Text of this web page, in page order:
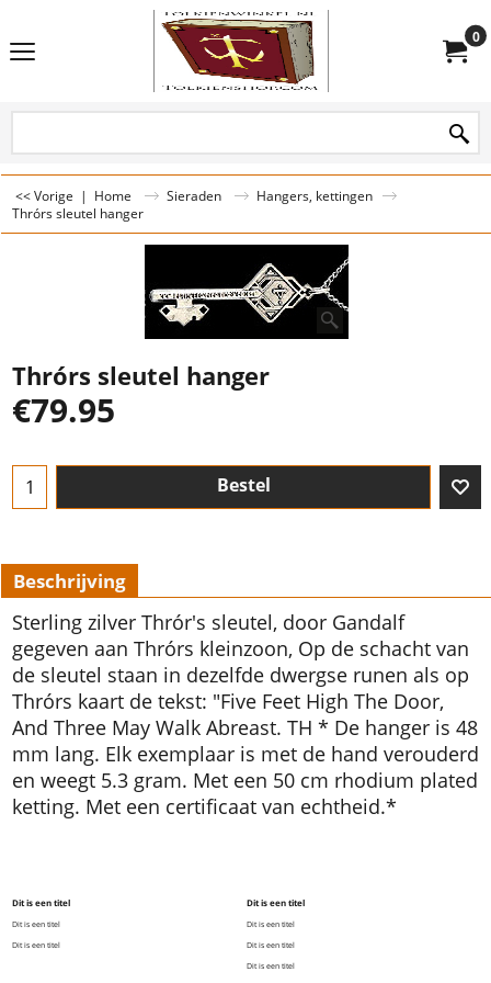
0
<< Vorige | Home Sieraden
Hangers, kettingen
Thrórs sleutel hanger
Thrórs sleutel hanger
€79.95
Bestel
Beschrijving
Sterling zilver Thrór's sleutel, door Gandalf
gegeven aan Thrórs kleinzoon, Op de schacht van
de sleutel staan in dezelfde dwergse runen als op
Thrórs kaart de tekst: "Five Feet High The Door,
And Three May Walk Abreast. TH * De hanger is 48
mm lang. Elk exemplaar is met de hand verouderd
en weegt 5.3 gram. Met een 50 cm rhodium plated
ketting. Met een certificaat van echtheid.*
Dit is een titel
Dit is een titel
Dit is een titel
Dit is een titel
Dit is een titel
Dit is een titel
Dit is een titel